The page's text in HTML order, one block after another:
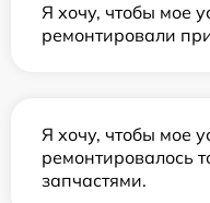
Я хочу, чтобы мое
ремонтировали
Я хочу, чтобы мое
ремонтировалось
запчастями.